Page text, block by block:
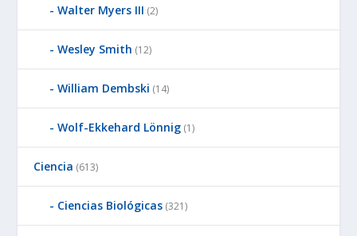
Walter Myers III (2)
Wesley Smith (12)
William Dembski (14)
Wolf-Ekkehard Lönnig (1)
Ciencia (613)
Ciencias Biológicas (321)